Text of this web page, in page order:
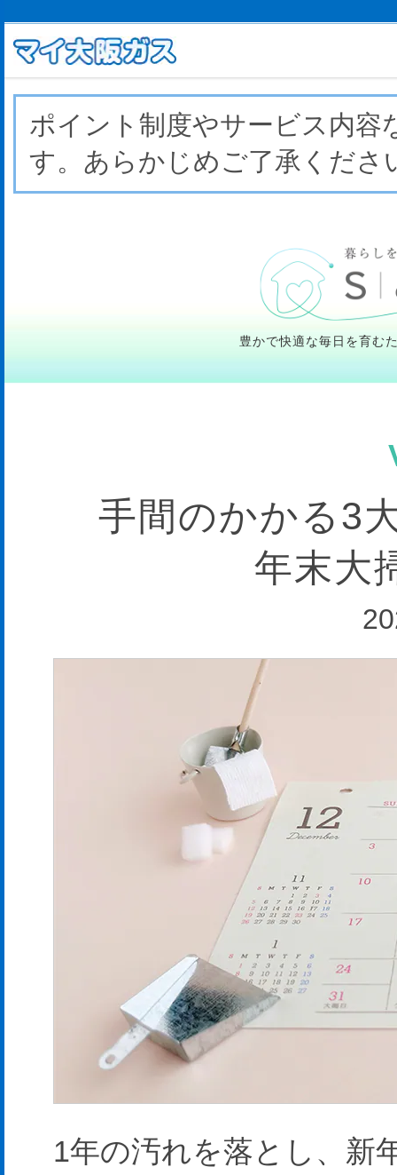
ポイント制度やサービス内容
す。あらかじめご了承くださ
豊かで快適な毎日を育む
手間のかかる3
年末大
1年の汚れを落とし、新